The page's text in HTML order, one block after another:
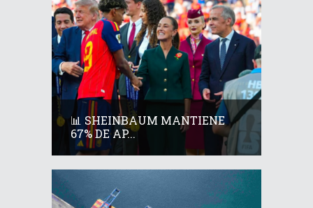
📊 SHEINBAUM MANTIENE
67% DE AP...